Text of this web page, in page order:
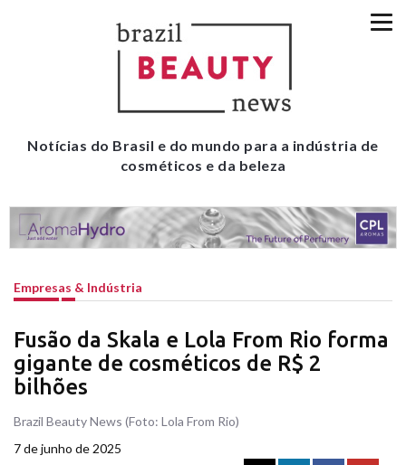
Notícias do Brasil e do mundo para a indústria de
cosméticos e da beleza
Empresas & Indústria
Fusão da Skala e Lola From Rio forma
gigante de cosméticos de R$ 2
bilhões
Brazil Beauty News (Foto: Lola From Rio)
7 de junho de 2025